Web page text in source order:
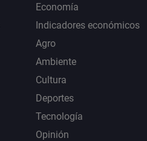
Economía
Indicadores económicos
Agro
Ambiente
Cultura
Deportes
Tecnología
Opinión